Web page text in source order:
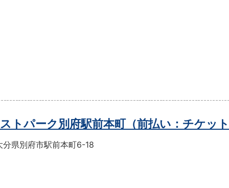
ストパーク別府駅前本町（前払い：チケッ
分県別府市駅前本町6-18